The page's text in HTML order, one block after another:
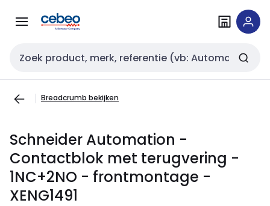
naar
naar
Zoekveld invoer
Breadcrumb bekijken
Schneider Automation -
Contactblok met terugvering -
1NC+2NO - frontmontage -
XENG1491